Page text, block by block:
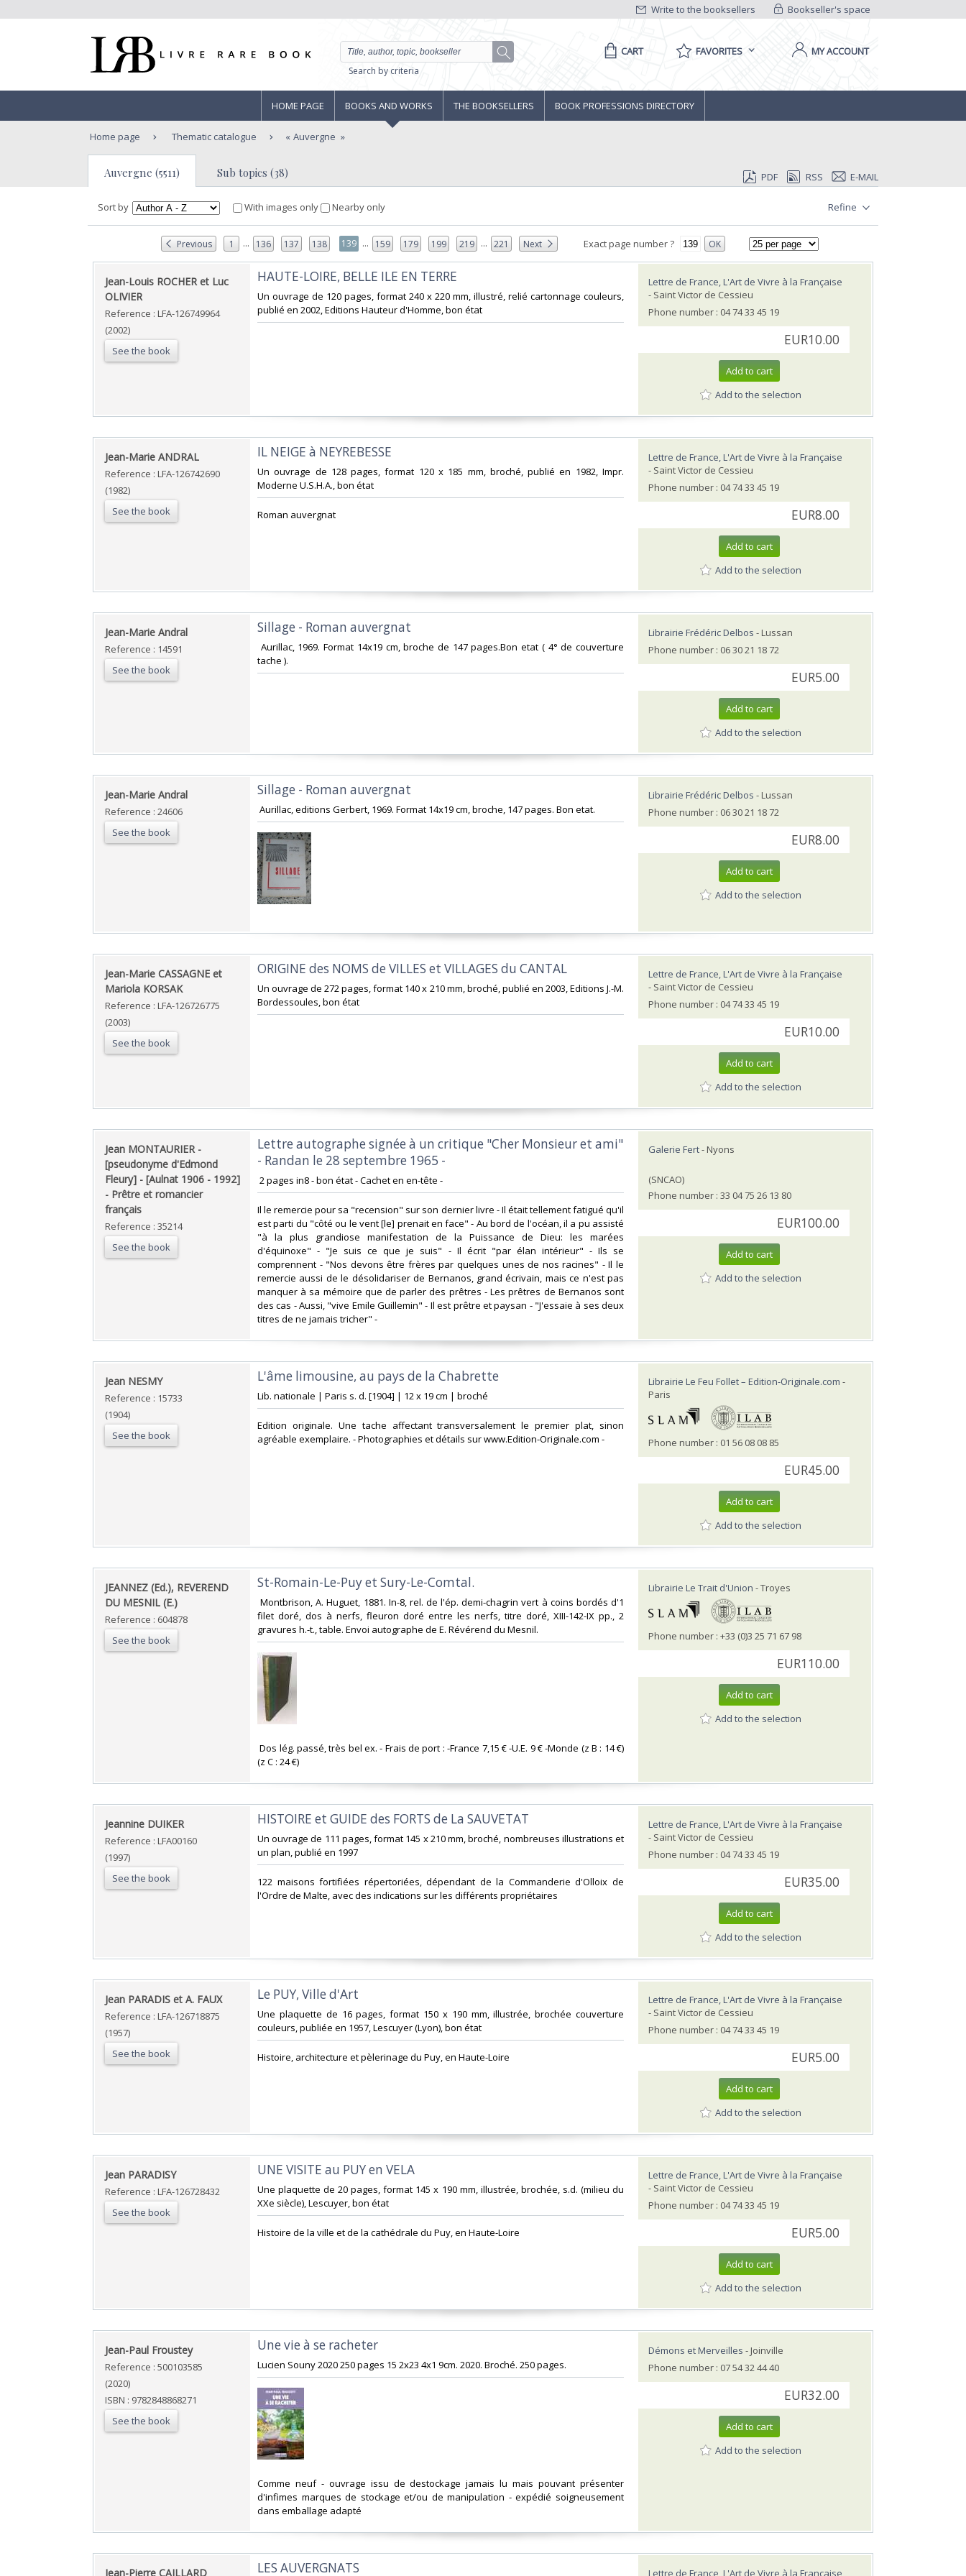
Bookseller's space
Write to the booksellers
Search by criteria
CART FAVORITES MY ACCOUNT
HOME PAGE BOOKS AND WORKS THE BOOKSELLERS BOOK PROFESSIONS DIRECTORY
Home page Thematic catalogue Auvergne
Auvergne (5511) Sub topics (38) PDF RSS E-MAIL
Sort by With images only Nearby only Refine
Previous 1 ... 136 137 138 139 ... 159 179 199 219 ... 221 Next Exact page number ? OK
‎Jean-Louis ROCHER et Luc
OLIVIER‎
Reference : LFA-126749964
(2002)
See the book
‎HAUTE-LOIRE, BELLE ILE EN TERRE‎
‎Un ouvrage de 120 pages, format 240 x 220 mm, illustré, relié cartonnage couleurs,
publié en 2002, Editions Hauteur d'Homme, bon état‎
Lettre de France, L'Art de Vivre à la Française
- Saint Victor de Cessieu
Phone number : 04 74 33 45 19
EUR10.00
Add to cart
Add to the selection
‎Jean-Marie ANDRAL‎
Reference : LFA-126742690
(1982)
See the book
‎IL NEIGE à NEYREBESSE‎
‎Un ouvrage de 128 pages, format 120 x 185 mm, broché, publié en 1982, Impr.
Moderne U.S.H.A., bon état‎
‎Roman auvergnat‎
Lettre de France, L'Art de Vivre à la Française
- Saint Victor de Cessieu
Phone number : 04 74 33 45 19
EUR8.00
Add to cart
Add to the selection
‎Jean-Marie Andral‎
Reference : 14591
See the book
‎Sillage - Roman auvergnat‎
‎ Aurillac, 1969. Format 14x19 cm, broche de 147 pages.Bon etat ( 4° de couverture
tache ).‎
Librairie Frédéric Delbos - Lussan
Phone number : 06 30 21 18 72
EUR5.00
Add to cart
Add to the selection
‎Jean-Marie Andral‎
Reference : 24606
See the book
‎Sillage - Roman auvergnat‎
‎ Aurillac, editions Gerbert, 1969. Format 14x19 cm, broche, 147 pages. Bon etat.‎
Librairie Frédéric Delbos - Lussan
Phone number : 06 30 21 18 72
EUR8.00
Add to cart
Add to the selection
‎Jean-Marie CASSAGNE et
Mariola KORSAK‎
Reference : LFA-126726775
(2003)
See the book
‎ORIGINE des NOMS de VILLES et VILLAGES du CANTAL‎
‎Un ouvrage de 272 pages, format 140 x 210 mm, broché, publié en 2003, Editions J.-M.
Bordessoules, bon état‎
Lettre de France, L'Art de Vivre à la Française
- Saint Victor de Cessieu
Phone number : 04 74 33 45 19
EUR10.00
Add to cart
Add to the selection
‎Jean MONTAURIER -
[pseudonyme d'Edmond
Fleury] - [Aulnat 1906 - 1992]
- Prêtre et romancier
français‎
Reference : 35214
See the book
‎Lettre autographe signée à un critique "Cher Monsieur et ami"
- Randan le 28 septembre 1965 -‎
‎ 2 pages in8 - bon état - Cachet en en-tête -‎
‎Il le remercie pour sa "recension" sur son dernier livre - Il était tellement fatigué qu'il
est parti du "côté ou le vent [le] prenait en face" - Au bord de l'océan, il a pu assisté
"à la plus grandiose manifestation de la Puissance de Dieu: les marées
d'équinoxe" - "Je suis ce que je suis" - Il écrit "par élan intérieur" - Ils se
comprennent - "Nos devons être frères par quelques unes de nos racines" - Il le
remercie aussi de le désolidariser de Bernanos, grand écrivain, mais ce n'est pas
manquer à sa mémoire que de parler des prêtres - Les prêtres de Bernanos sont
des cas - Aussi, "vive Emile Guillemin" - Il est prêtre et paysan - "J'essaie à ses deux
titres de ne jamais tricher" - ‎
Galerie Fert- Nyons
(SNCAO)
Phone number : 33 04 75 26 13 80
EUR100.00
Add to cart
Add to the selection
‎Jean NESMY‎
Reference : 15733
(1904)
See the book
‎L'âme limousine, au pays de la Chabrette‎
‎Lib. nationale | Paris s. d. [1904] | 12 x 19 cm | broché‎
‎Edition originale. Une tache affectant transversalement le premier plat, sinon
agréable exemplaire. - Photographies et détails sur www.Edition-Originale.com -‎
Librairie Le Feu Follet – Edition-Originale.com -
Paris
Phone number : 01 56 08 08 85
EUR45.00
Add to cart
Add to the selection
‎JEANNEZ (Ed.), REVEREND
DU MESNIL (E.)‎
Reference : 604878
See the book
‎St-Romain-Le-Puy et Sury-Le-Comtal.‎
‎ Montbrison, A. Huguet, 1881. In-8, rel. de l'ép. demi-chagrin vert à coins bordés d'1
filet doré, dos à nerfs, fleuron doré entre les nerfs, titre doré, XIII-142-IX pp., 2
gravures h.-t., table. Envoi autographe de E. Révérend du Mesnil. ‎
‎ Dos lég. passé, très bel ex. - Frais de port : -France 7,15 € -U.E. 9 € -Monde (z B : 14 €)
(z C : 24 €) ‎
Librairie Le Trait d'Union - Troyes
Phone number : +33 (0)3 25 71 67 98
EUR110.00
Add to cart
Add to the selection
‎Jeannine DUIKER‎
Reference : LFA00160
(1997)
See the book
‎HISTOIRE et GUIDE des FORTS de La SAUVETAT‎
‎Un ouvrage de 111 pages, format 145 x 210 mm, broché, nombreuses illustrations et
un plan, publié en 1997‎
‎122 maisons fortifiées répertoriées, dépendant de la Commanderie d'Olloix de
l'Ordre de Malte, avec des indications sur les différents propriétaires‎
Lettre de France, L'Art de Vivre à la Française
- Saint Victor de Cessieu
Phone number : 04 74 33 45 19
EUR35.00
Add to cart
Add to the selection
‎Jean PARADIS et A. FAUX‎
Reference : LFA-126718875
(1957)
See the book
‎Le PUY, Ville d'Art‎
‎Une plaquette de 16 pages, format 150 x 190 mm, illustrée, brochée couverture
couleurs, publiée en 1957, Lescuyer (Lyon), bon état‎
‎Histoire, architecture et pèlerinage du Puy, en Haute-Loire‎
Lettre de France, L'Art de Vivre à la Française
- Saint Victor de Cessieu
Phone number : 04 74 33 45 19
EUR5.00
Add to cart
Add to the selection
‎Jean PARADISY‎
Reference : LFA-126728432
See the book
‎UNE VISITE au PUY en VELA‎
‎Une plaquette de 20 pages, format 145 x 190 mm, illustrée, brochée, s.d. (milieu du
XXe siècle), Lescuyer, bon état‎
‎Histoire de la ville et de la cathédrale du Puy, en Haute-Loire‎
Lettre de France, L'Art de Vivre à la Française
- Saint Victor de Cessieu
Phone number : 04 74 33 45 19
EUR5.00
Add to cart
Add to the selection
‎Jean-Paul Froustey‎
Reference : 500103585
(2020)
ISBN : 9782848868271
See the book
‎Une vie à se racheter‎
‎Lucien Souny 2020 250 pages 15 2x23 4x1 9cm. 2020. Broché. 250 pages.‎
‎Comme neuf - ouvrage issu de destockage jamais lu mais pouvant présenter
d'infimes marques de stockage et/ou de manipulation - expédié soigneusement
dans emballage adapté‎
Démons et Merveilles - Joinville
Phone number : 07 54 32 44 40
EUR32.00
Add to cart
Add to the selection
‎Jean-Pierre CAILLARD‎ ‎LES AUVERGNATS‎ Lettre de France, L'Art de Vivre à la Française